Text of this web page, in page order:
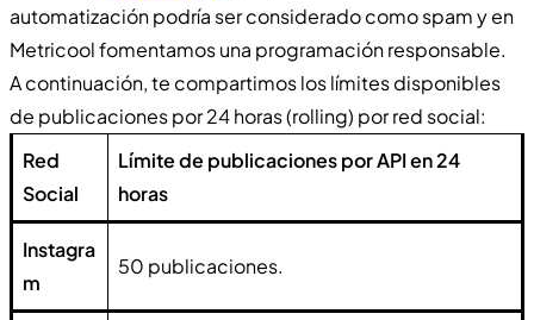
automatización podría ser considerado como spam y en
Metricool fomentamos una programación responsable.
A continuación, te compartimos los límites disponibles
de publicaciones por 24 horas (rolling) por red social:
Red
Social
Límite de publicaciones por API en 24
horas
Instagra
m
50 publicaciones.